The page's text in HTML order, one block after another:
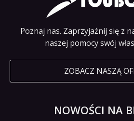
Poznaj nas. Zaprzyjaźnij się z
naszej pomocy swój
ZOBACZ NASZĄ
NOWOŚCI NA